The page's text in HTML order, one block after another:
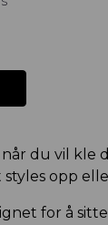
du vil kle
opp
for å